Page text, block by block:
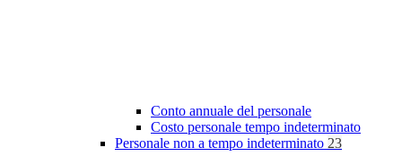
Conto annuale del personale
Costo personale tempo indeterminato
Personale non a tempo indeterminato 23